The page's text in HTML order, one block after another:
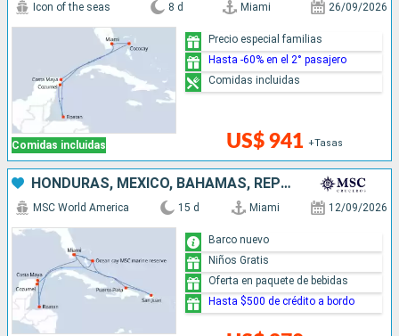
Comidas incluidas
Icon of the seas 8 d Miami 26/09/2026
US$ 941 +Tasas
Precio especial familias
Hasta -60% en el 2° pasajero
Comidas incluidas
HONDURAS, MÉXICO, BAHAMAS, REPÚBLICA DOMINICANA, PUERTO RICO, ESTADOS UNIDOS
MSC World America 15 d Miami 12/09/2026
Barco nuevo
Niños Gratis
Oferta en paquete de bebidas
Hasta $500 de crédito a bordo